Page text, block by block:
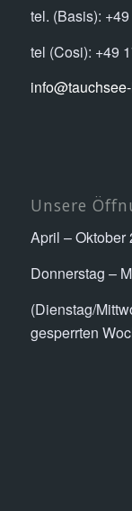
tel. (Basis):
tel (Cosi): +49
Unsere
April – Oktober
Donnerstag –
(Dienstag/
gesperrten